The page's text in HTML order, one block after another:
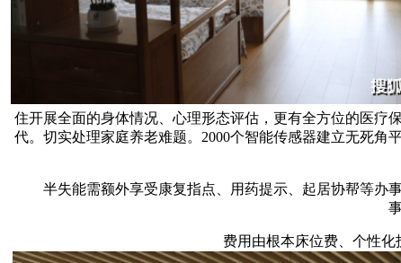
住开展全面的身体情况、心理形态评估，更有全方位的医疗
代。切实处理家庭养老难题。2000个智能传感器建立无死
半失能需额外享受康复指点、用药提示、起居协帮等办事
费用由根本床位费、个性化护